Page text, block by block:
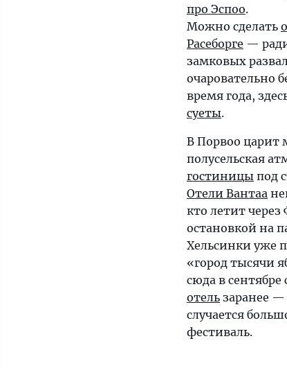
про Эспоо.
Можно сделать
Расеборге —
замковых
очаровательно
время года,
суеты.
В Порвоо царит
полусельская
гостиницы под
Отели Вантаа
кто летит
остановкой на
Хельсинки уже
«город тысячи
сюда в сентябре
отель заранее —
случается
фестиваль.